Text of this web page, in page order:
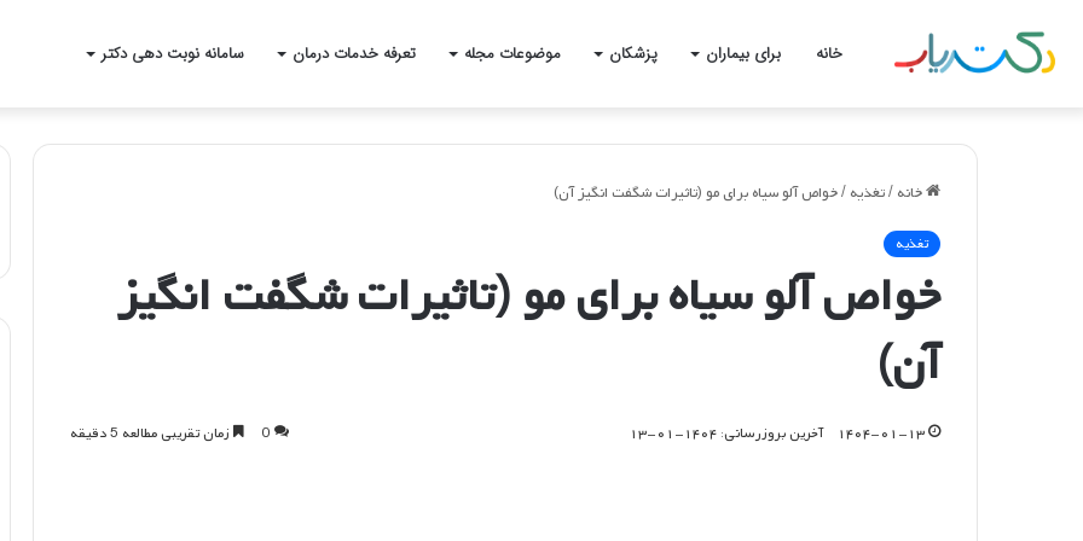
خانه برای بیماران پزشکان موضوعات مجله تعرفه خدمات درمان سامانه نوبت دهی دکتر
خانه /تغذیه /خواص آلو سیاه برای مو (تاثیرات شگفت انگیز آن)
تغذیه
خواص آلو سیاه برای مو (تاثیرات شگفت انگیز
آن)
۱۴۰۴-۰۱-۱۳ آخرین بروزرسانی: ۱۴۰۴-۰۱-۱۳ 0 زمان تقریبی مطالعه 5 دقیقه